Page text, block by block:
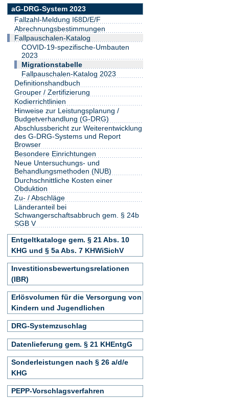
aG-DRG-System 2023
Fallzahl-Meldung I68D/E/F
Abrechnungsbestimmungen
Fallpauschalen-Katalog
COVID-19-spezifische-Umbauten
2023
Migrationstabelle
Fallpauschalen-Katalog 2023
Definitionshandbuch
Grouper / Zertifizierung
Kodierrichtlinien
Hinweise zur Leistungsplanung /
Budgetverhandlung (G-DRG)
Abschlussbericht zur Weiterentwicklung
des G-DRG-Systems und Report
Browser
Besondere Einrichtungen
Neue Untersuchungs- und
Behandlungsmethoden (NUB)
Durchschnittliche Kosten einer
Obduktion
Zu- / Abschläge
Länderanteil bei
Schwangerschaftsabbruch gem. § 24b
SGB V
Entgeltkataloge gem. § 21 Abs. 10
KHG und § 5a Abs. 7 KHWiSichV
Investitionsbewertungsrelationen
(IBR)
Erlösvolumen für die Versorgung von
Kindern und Jugendlichen
DRG-Systemzuschlag
Datenlieferung gem. § 21 KHEntgG
Sonderleistungen nach § 26 a/d/e
KHG
PEPP-Vorschlagsverfahren